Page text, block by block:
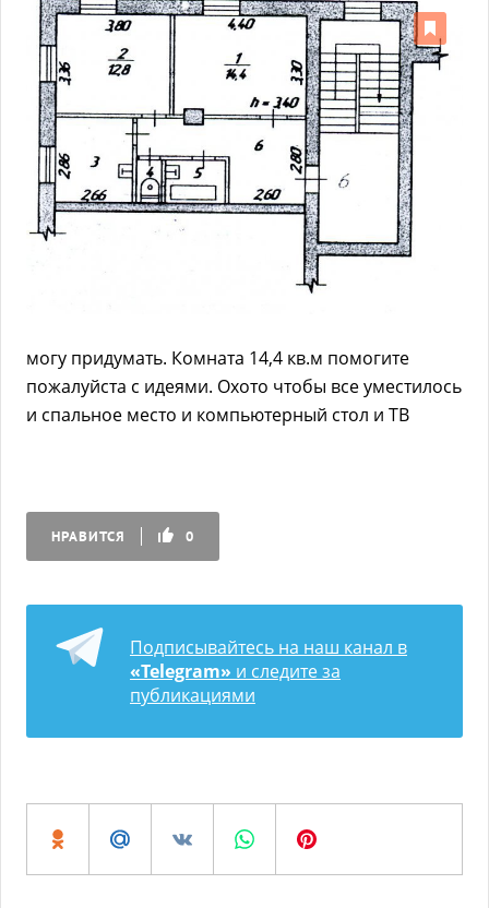
могу придумать. Комната 14,4 кв.м помогите
пожалуйста с идеями. Охото чтобы все уместилось
и спальное место и компьютерный стол и ТВ
НРАВИТСЯ 0
Подписывайтесь на наш канал в
«Telegram» и следите за
публикациями